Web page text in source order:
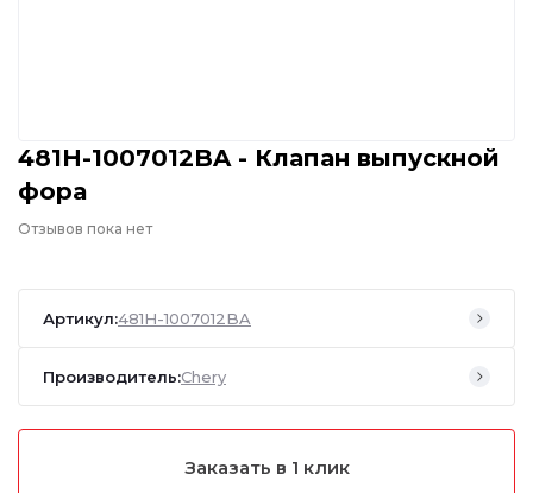
481H-1007012BA - Клапан выпускной
фора
Отзывов пока нет
Артикул:481H-1007012BA
Производитель:Chery
Заказать в 1 клик